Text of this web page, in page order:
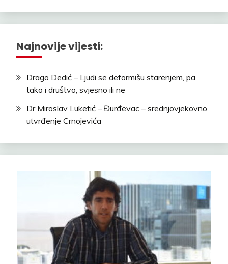
Najnovije vijesti:
Drago Dedić – Ljudi se deformišu starenjem, pa
tako i društvo, svjesno ili ne
Dr Miroslav Luketić – Đurđevac – srednjovjekovno
utvrđenje Crnojevića